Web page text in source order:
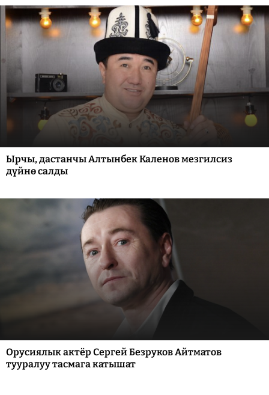
Ырчы, дастанчы Алтынбек Каленов мезгилсиз
дүйнө салды
Орусиялык актёр Сергей Безруков Айтматов
тууралуу тасмага катышат